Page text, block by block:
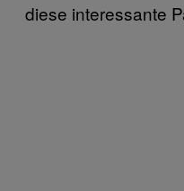
diese interessante